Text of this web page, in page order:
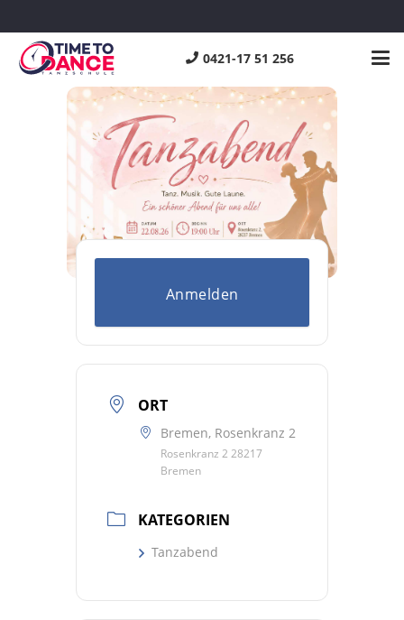
0421-17 51 256
Tanzabend
Anmelden
ORT
Bremen, Rosenkranz 2
Rosenkranz 2 28217
Bremen
KATEGORIEN
Tanzabend